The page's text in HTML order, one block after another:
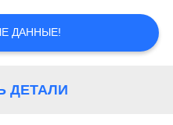
ДАННЫЕ!
ДЕТАЛИ